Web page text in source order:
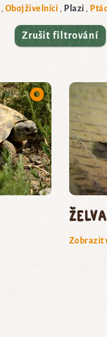
Obojživelníci Plazi
Zrušit filtrování
Zobrazit